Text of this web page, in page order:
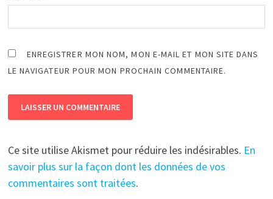
ENREGISTRER MON NOM, MON E-MAIL ET MON SITE DANS
LE NAVIGATEUR POUR MON PROCHAIN COMMENTAIRE.
Ce site utilise Akismet pour réduire les indésirables. En
savoir plus sur la façon dont les données de vos
commentaires sont traitées.